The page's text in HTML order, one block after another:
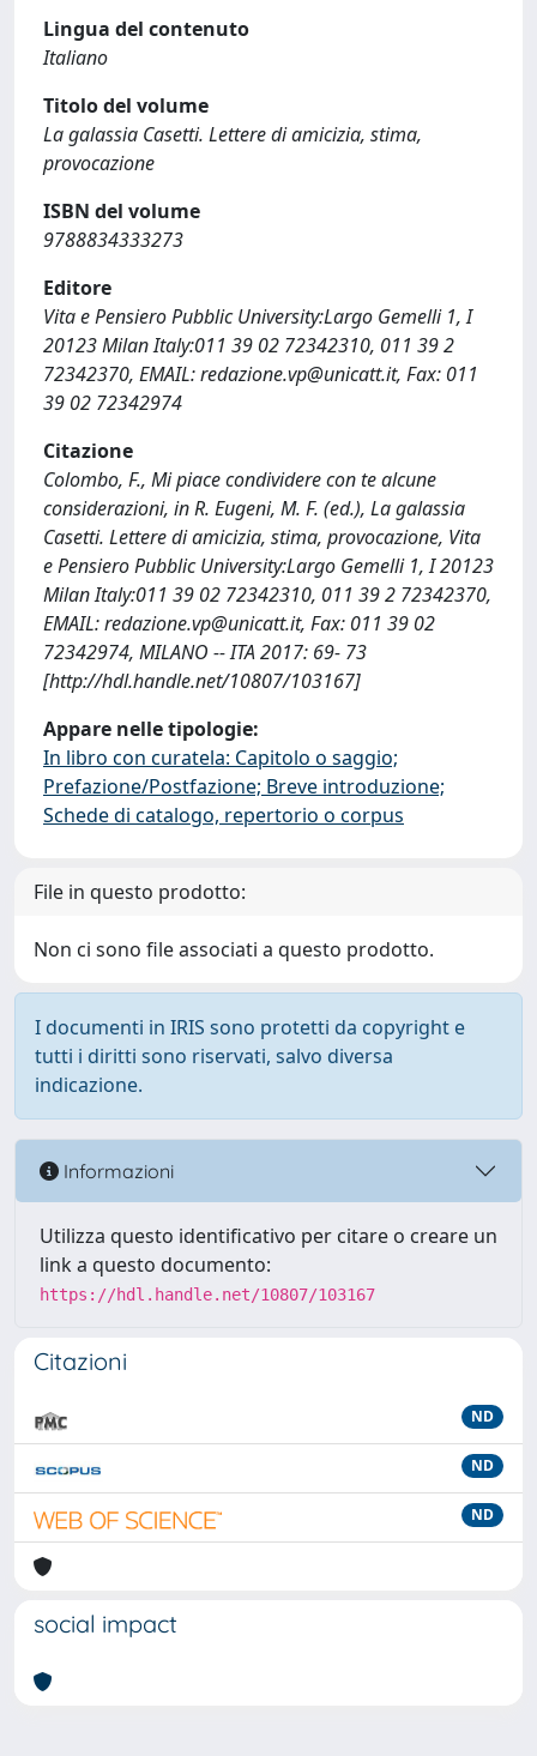
Lingua del contenuto
Italiano
Titolo del volume
La galassia Casetti. Lettere di amicizia, stima,
provocazione
ISBN del volume
9788834333273
Editore
Vita e Pensiero Pubblic University:Largo Gemelli 1, I
20123 Milan Italy:011 39 02 72342310, 011 39 2
72342370, EMAIL:redazione.vp@unicatt.it, Fax: 011
39 02 72342974
Citazione
Colombo, F., Mi piace condividere con te alcune
considerazioni, in R. Eugeni, M. F. (ed.), La galassia
Casetti. Lettere di amicizia, stima, provocazione, Vita
e Pensiero Pubblic University:Largo Gemelli 1, I 20123
Milan Italy:011 39 02 72342310, 011 39 2 72342370,
EMAIL:redazione.vp@unicatt.it, Fax: 011 39 02
72342974, MILANO -- ITA 2017: 69- 73
[http://hdl.handle.net/10807/103167]
Appare nelle tipologie:
In libro con curatela: Capitolo o saggio;
Prefazione/Postfazione; Breve introduzione;
Schede di catalogo, repertorio o corpus
File in questo prodotto:
Non ci sono file associati a questo prodotto.
I documenti in IRIS sono protetti da copyright e
tutti i diritti sono riservati, salvo diversa
indicazione.
Informazioni
Utilizza questo identificativo per citare o creare un
link a questo documento:
https://hdl.handle.net/10807/103167
Citazioni
ND
ND
ND
social impact